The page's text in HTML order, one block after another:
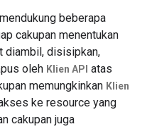
beberapa
cakupan menentukan
diambil, disisipkan,
oleh Klien API atas
memungkinkan Klien
ke resource yang
cakupan juga